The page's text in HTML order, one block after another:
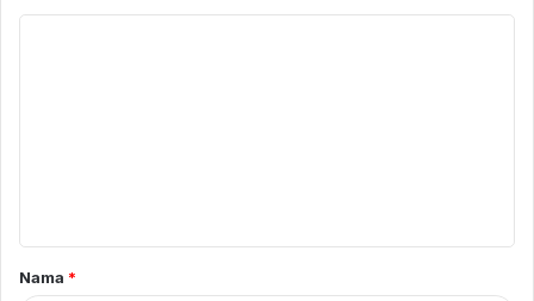
a
r
Nama *